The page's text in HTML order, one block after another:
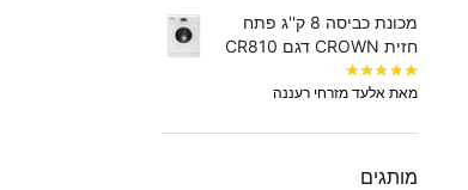
מכונת כביסה 8 ק''ג פתח
חזית CROWN דגם CR810
מאת אלעד מזרחי רעננה
מותגים